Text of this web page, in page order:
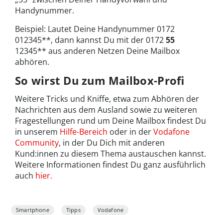
Handynummer.
Beispiel: Lautet Deine Handynummer 0172
012345**, dann kannst Du mit der 017255
12345** aus anderen Netzen Deine Mailbox
abhören.
So wirst Du zum Mailbox-Profi
Weitere Tricks und Kniffe, etwa zum Abhören der
Nachrichten aus dem Ausland sowie zu weiteren
Fragestellungen rund um Deine Mailbox findest Du
in unserem Hilfe-Bereich oder in derVodafone
Community, in der Du Dich mit anderen
Kund:innen zu diesem Thema austauschen kannst.
Weitere Informationen findest Du ganz ausführlich
auch hier.
Smartphone Tipps Vodafone